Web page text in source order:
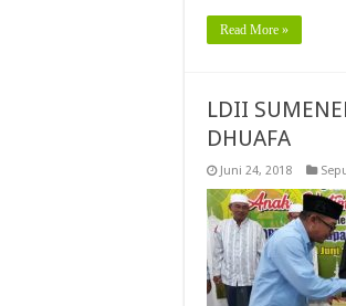
Read More »
LDII
DHUAFA
Juni 24, 2018